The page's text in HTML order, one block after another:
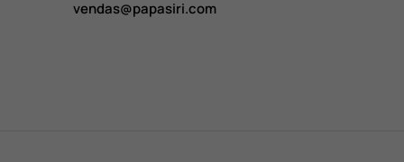
vendas@papasiri.com